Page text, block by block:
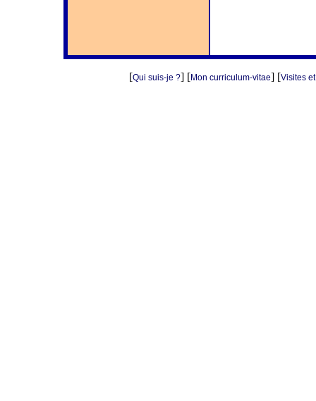
[Qui suis-je ?] [Mon curriculum-vitae] [Visites